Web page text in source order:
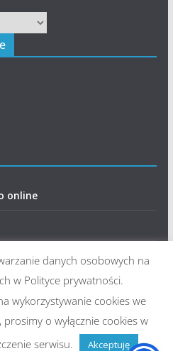
online
danych osobowych na
w Polityce prywatności.
wykorzystywanie cookies we
o wyłącznie cookies w
serwisu.
Akceptuję